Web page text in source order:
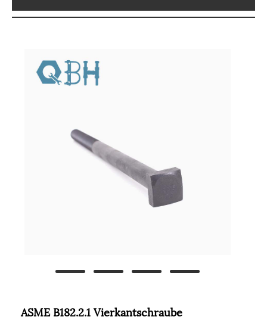
ASME B182.2.1 Vierkantschraube